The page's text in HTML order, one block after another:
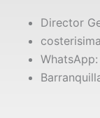
Director